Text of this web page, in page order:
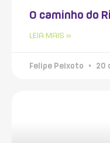
O caminho do
LEIA MAIS »
Felipe Peixoto 20